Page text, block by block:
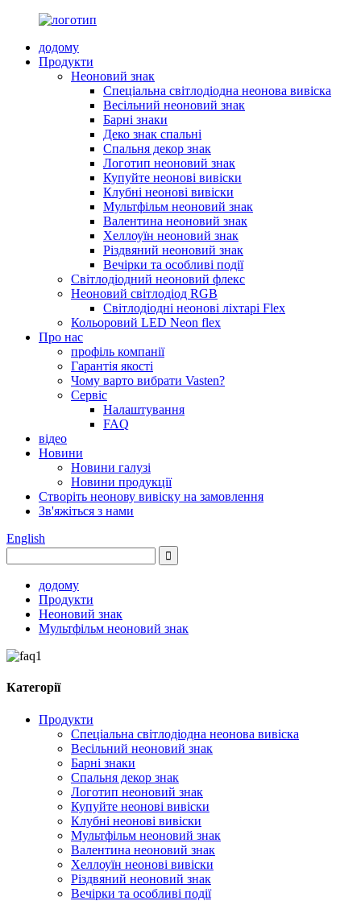
додому
Продукти
Неоновий знак
Спеціальна світлодіодна неонова вивіска
Весільний неоновий знак
Барні знаки
Деко знак спальні
Спальня декор знак
Логотип неоновий знак
Купуйте неонові вивіски
Клубні неонові вивіски
Мультфільм неоновий знак
Валентина неоновий знак
Хеллоуїн неоновий знак
Різдвяний неоновий знак
Вечірки та особливі події
Світлодіодний неоновий флекс
Неоновий світлодіод RGB
Світлодіодні неонові ліхтарі Flex
Кольоровий LED Neon flex
Про нас
профіль компанії
Гарантія якості
Чому варто вибрати Vasten?
Сервіс
Налаштування
FAQ
відео
Новини
Новини галузі
Новини продукції
Створіть неонову вивіску на замовлення
Зв'яжіться з нами
English
додому
Продукти
Неоновий знак
Мультфільм неоновий знак
Категорії
Продукти
Спеціальна світлодіодна неонова вивіска
Весільний неоновий знак
Барні знаки
Спальня декор знак
Логотип неоновий знак
Купуйте неонові вивіски
Клубні неонові вивіски
Мультфільм неоновий знак
Валентина неоновий знак
Хеллоуїн неонові вивіски
Різдвяний неоновий знак
Вечірки та особливі події